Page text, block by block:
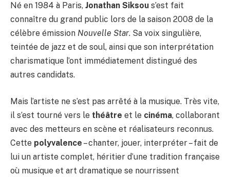
Né en 1984 à Paris, Jonathan Siksou s’est fait
connaître du grand public lors de la saison 2008 de la
célèbre émission Nouvelle Star. Sa voix singulière,
teintée de jazz et de soul, ainsi que son interprétation
charismatique l’ont immédiatement distingué des
autres candidats.
Mais l’artiste ne s’est pas arrêté à la musique. Très vite,
il s’est tourné vers le théâtre et le cinéma, collaborant
avec des metteurs en scène et réalisateurs reconnus.
Cette polyvalence – chanter, jouer, interpréter – fait de
lui un artiste complet, héritier d’une tradition française
où musique et art dramatique se nourrissent